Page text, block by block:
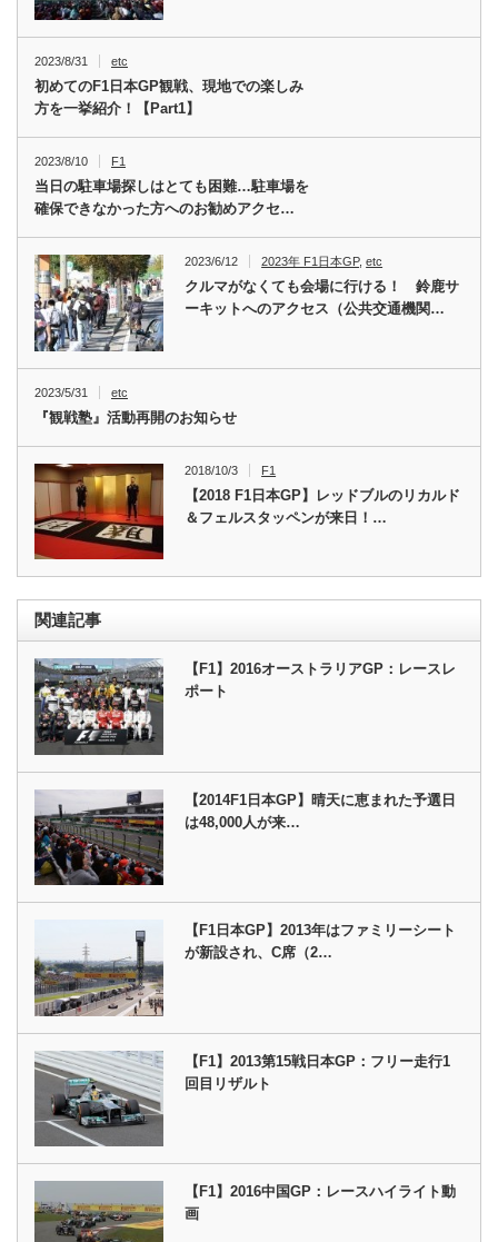
2023/8/31 etc
初めてのF1日本GP観戦、現地での楽しみ
方を一挙紹介！【Part1】
2023/8/10 F1
当日の駐車場探しはとても困難…駐車場を
確保できなかった方へのお勧めアクセ…
2023/6/12 2023年 F1日本GP,etc
クルマがなくても会場に行ける！ 鈴鹿サ
ーキットへのアクセス（公共交通機関…
2023/5/31 etc
『観戦塾』活動再開のお知らせ
2018/10/3 F1
【2018 F1日本GP】レッドブルのリカルド
＆フェルスタッペンが来日！…
関連記事
【F1】2016オーストラリアGP：レースレ
ポート
【2014F1日本GP】晴天に恵まれた予選日
は48,000人が来…
【F1日本GP】2013年はファミリーシート
が新設され、C席（2…
【F1】2013第15戦日本GP：フリー走行1
回目リザルト
【F1】2016中国GP：レースハイライト動
画